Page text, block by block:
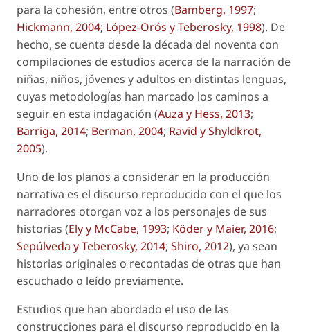
para la cohesión, entre otros (Bamberg, 1997;
Hickmann, 2004; López-Orós y Teberosky, 1998). De
hecho, se cuenta desde la década del noventa con
compilaciones de estudios acerca de la narración de
niñas, niños, jóvenes y adultos en distintas lenguas,
cuyas metodologías han marcado los caminos a
seguir en esta indagación (Auza y Hess, 2013;
Barriga, 2014; Berman, 2004; Ravid y Shyldkrot,
2005).
Uno de los planos a considerar en la producción
narrativa es el discurso reproducido con el que los
narradores otorgan voz a los personajes de sus
historias (Ely y McCabe, 1993; Köder y Maier, 2016;
Sepúlveda y Teberosky, 2014; Shiro, 2012), ya sean
historias originales o recontadas de otras que han
escuchado o leído previamente.
Estudios que han abordado el uso de las
construcciones para el discurso reproducido en la